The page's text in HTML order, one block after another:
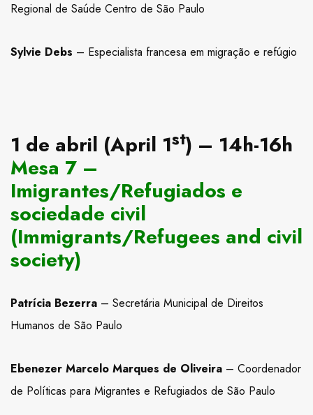
Regional de Saúde Centro de São Paulo
Sylvie Debs – Especialista francesa em migração e refúgio
1 de abril (April 1st) – 14h-16h
Mesa 7 –
Imigrantes/Refugiados e
sociedade civil
(Immigrants/Refugees and civil
society)
Patrícia Bezerra – Secretária Municipal de Direitos
Humanos de São Paulo
Ebenezer Marcelo Marques de Oliveira – Coordenador
de Políticas para Migrantes e Refugiados de São Paulo